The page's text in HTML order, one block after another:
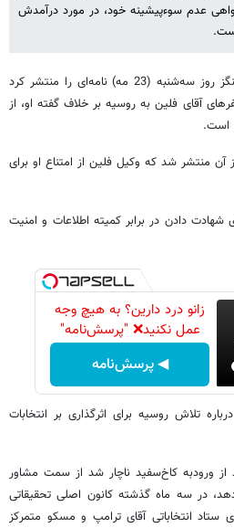
عدم سوءپیشینه خود، در مورد درآمدش
به گزارش بی بی سی، الایجا کامینگز روز سه‌شنبه (23 مه) نامه‌ای را منتشر کرد
آقای فلین به روسیه بر خلاف گفته او، از
است.
منتشر شد که وکیل فلین از امتناع او برای
دادن در برابر کمیته اطلاعات و امنیت
زانو درد دارین؟ به هیچ وجه
عمل نکنید❌ "پرسش‌نامه"
◀ پرسش‌نامه
تلاش روسیه برای اثرگذاری بر انتخابات
ورودبه کاخ‌سفید ناچار شد از سمت مشاور
در سه ماه گذشته کانون اصلی تحقیقاتی
ستاد انتخاباتی آقای ترامپ و مسکو متمرکز